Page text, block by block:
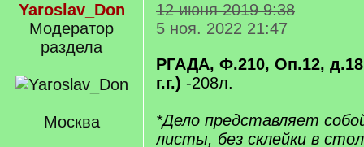
Yaroslav_Don
Модератор
раздела
Москва
12 июня 2019 9:38
5 ноя. 2022 21:47
РГАДА, Ф.210, Оп.12, д.18
г.г.) -208л.
*Дело представляет
листы, без склейки в